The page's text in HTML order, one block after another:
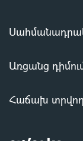
Առցանց
Հաճախ տրվող